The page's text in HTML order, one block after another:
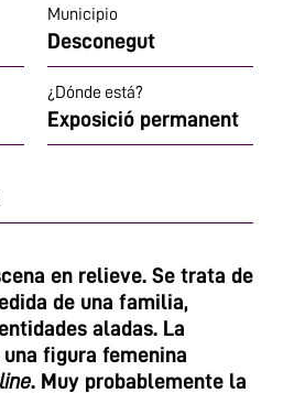
Municipio
Desconegut
¿Dónde está?
Exposició permanent
en relieve. Se trata de
de una familia,
aladas. La
figura femenina
. Muy probablemente la